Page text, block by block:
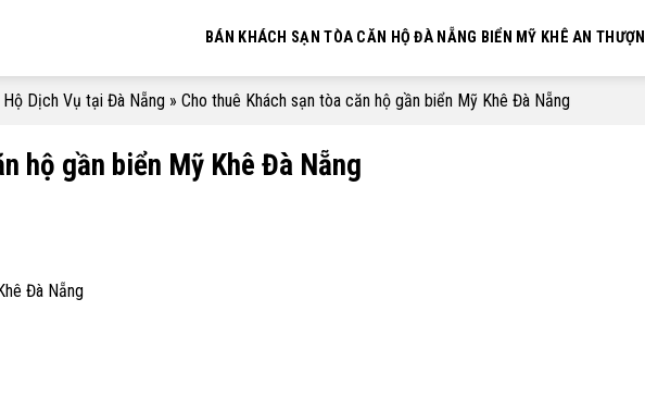
BÁN KHÁCH SẠN TÒA CĂN HỘ ĐÀ NẴNG BIỂN MỸ KHÊ AN
Hộ Dịch Vụ tại Đà Nẵng » Cho thuê Khách sạn tòa căn hộ gần biển Mỹ Khê Đà Nẵng
hộ gần biển Mỹ Khê Đà Nẵng
Đà Nẵng